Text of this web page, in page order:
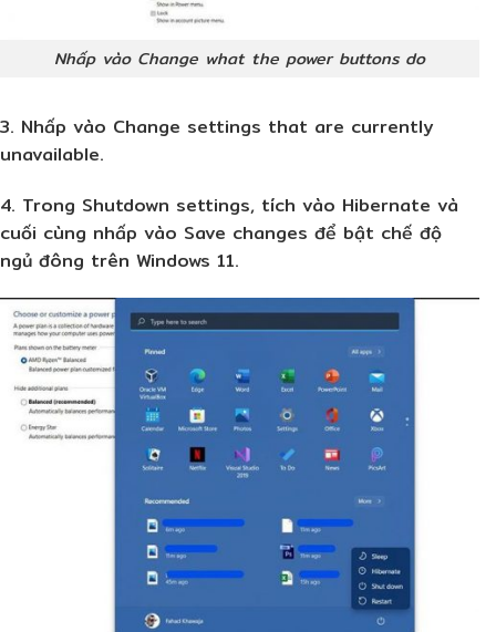
Nhấp vào Change what the power buttons do
3. Nhấp vào Change settings that are currently
unavailable.
4. Trong Shutdown settings, tích vào Hibernate và
cuối cùng nhấp vào Save changes để bật chế độ
ngủ đông trên Windows 11.